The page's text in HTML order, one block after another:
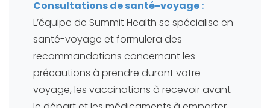
Consultations de santé-voyage :
L’équipe de Summit Health se spécialise en
santé-voyage et formulera des
recommandations concernant les
précautions à prendre durant votre
voyage, les vaccinations à recevoir avant